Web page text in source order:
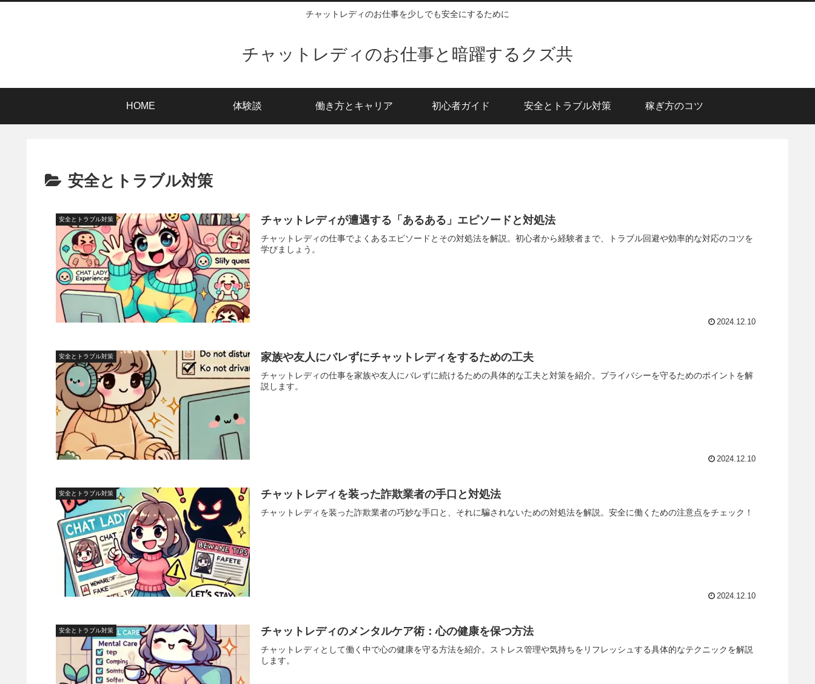
チャットレディのお仕事を少しでも安全にするために
チャットレディのお仕事と暗躍するクズ共
HOME 体験談 働き方とキャリア 初心者ガイド 安全とトラブル対策 稼ぎ方のコツ
安全とトラブル対策
安全とトラブル対策 チャットレディが遭遇する「あるある」エピソードと対処法
チャットレディの仕事でよくあるエピソードとその対処法を解説。初心者から経験者まで、トラブル回避や効率的な対応のコツを
学びましょう。
2024.12.10
安全とトラブル対策 家族や友人にバレずにチャットレディをするための工夫
チャットレディの仕事を家族や友人にバレずに続けるための具体的な工夫と対策を紹介。プライバシーを守るためのポイントを解
説します。
2024.12.10
安全とトラブル対策 チャットレディを装った詐欺業者の手口と対処法
チャットレディを装った詐欺業者の巧妙な手口と、それに騙されないための対処法を解説。安全に働くための注意点をチェック！
2024.12.10
安全とトラブル対策 チャットレディのメンタルケア術：心の健康を保つ方法
チャットレディとして働く中で心の健康を守る方法を紹介。ストレス管理や気持ちをリフレッシュする具体的なテクニックを解説
します。